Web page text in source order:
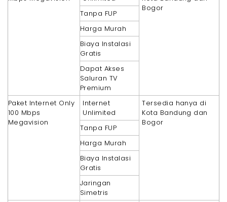
Bogor
Tanpa FUP
Harga Murah
Biaya Instalasi
Gratis
Dapat Akses
Saluran TV
Premium
Paket Internet Only
100 Mbps
Megavision
Internet
Unlimited
Tersedia hanya di
Kota Bandung dan
Bogor
Tanpa FUP
Harga Murah
Biaya Instalasi
Gratis
Jaringan
Simetris